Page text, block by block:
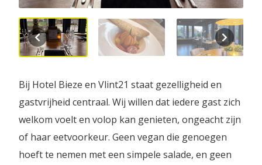
Bij Hotel Bieze en Vlint21 staat gezelligheid en
gastvrijheid centraal. Wij willen dat iedere gast zich
welkom voelt en volop kan genieten, ongeacht zijn
of haar eetvoorkeur. Geen vegan die genoegen
hoeft te nemen met een simpele salade, en geen